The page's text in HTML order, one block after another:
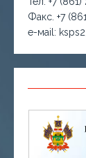
Факс. +7
е-маil: